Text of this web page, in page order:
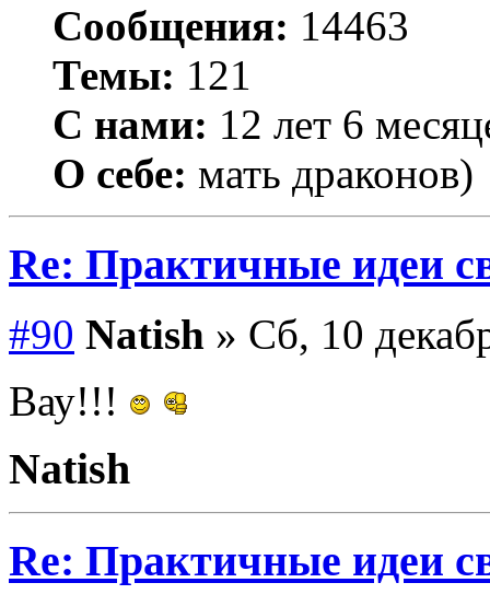
Сообщения: 14463
Темы: 121
С нами: 12 лет 6
О себе: мать драконов)
Re: Практичные идеи
#90 Natish » Сб, 10
Вау!!!
Natish
Re: Практичные идеи